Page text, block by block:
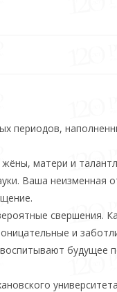
периодов,
матери и
Ваша неизменная
свершения.
и
будущее